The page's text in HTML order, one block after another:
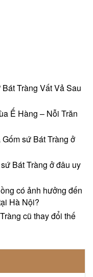
Tràng Vất Vả Sau
Ế Hàng – Nỗi Trăn
sứ Bát Tràng ở
Bát Tràng ở đâu uy
có ảnh hưởng đến
Hà Nội?
cũ thay đổi thế